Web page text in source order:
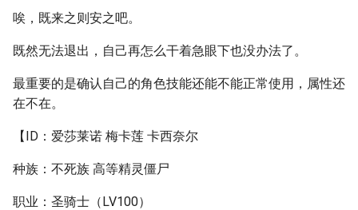
唉，既来之则安之吧。
既然无法退出，自己再怎么干着急眼下也没办法了。
最重要的是确认自己的角色技能还能不能正常使用，属性还
在不在。
【ID：爱莎莱诺 梅卡莲 卡西奈尔
种族：不死族 高等精灵僵尸
职业：圣骑士（LV100）